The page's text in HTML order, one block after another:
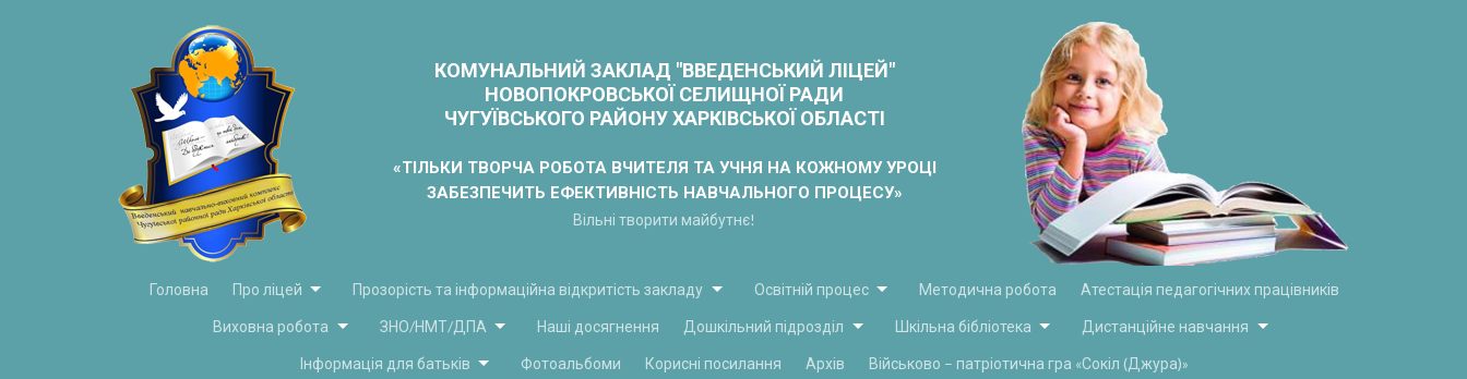
КОМУНАЛЬНИЙ ЗАКЛАД "ВВЕДЕНСЬКИЙ ЛІЦЕЙ"
НОВОПОКРОВСЬКОЇ СЕЛИЩНОЇ РАДИ
ЧУГУЇВСЬКОГО РАЙОНУ ХАРКІВСЬКОЇ ОБЛАСТІ
«ТІЛЬКИ ТВОРЧА РОБОТА ВЧИТЕЛЯ ТА УЧНЯ НА КОЖНОМУ УРОЦІ
ЗАБЕЗПЕЧИТЬ ЕФЕКТИВНІСТЬ НАВЧАЛЬНОГО ПРОЦЕСУ»
Вільні творити майбутнє!
Головна Про ліцей Прозорість та інформаційна відкритість закладу Освітній процес Методична робота
Атестація педагогічних працівників
Виховна робота
ЗНО/НМТ/ДПА Наші досягнення Дошкільний підрозділ Шкільна бібліотека
Дистанційне навчання
Інформація для батьків
Фотоальбоми Корисні посилання Архів Військово – патріотична гра «Сокіл (Джура)»